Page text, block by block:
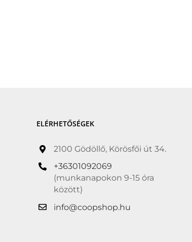
ELÉRHETŐSÉGEK
2100 Gödöllő, Körösfői út 34.
+36301092069
(munkanapokon 9-15 óra
között)
info@coopshop.hu